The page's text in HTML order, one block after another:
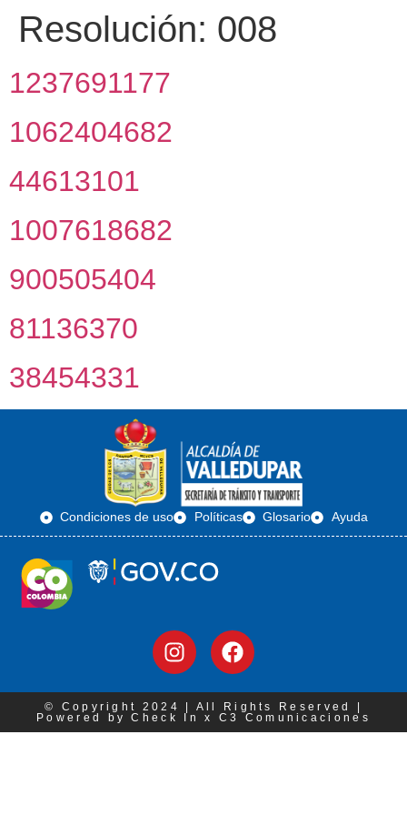
Resolución: 008
1237691177
1062404682
44613101
1007618682
900505404
81136370
38454331
Condiciones de uso Políticas Glosario Ayuda
© Copyright 2024 | All Rights Reserved |
Powered by Check In x C3 Comunicaciones